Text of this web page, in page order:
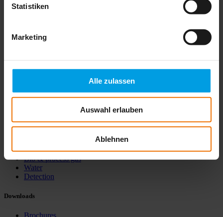
Statistiken
Marketing
Alle zulassen
Auswahl erlauben
Ablehnen
Detect, warn, and measure with just one device
Previous12Next
Products
Gas
Bio & process gas
Water
Detection
Downloads
Brochures